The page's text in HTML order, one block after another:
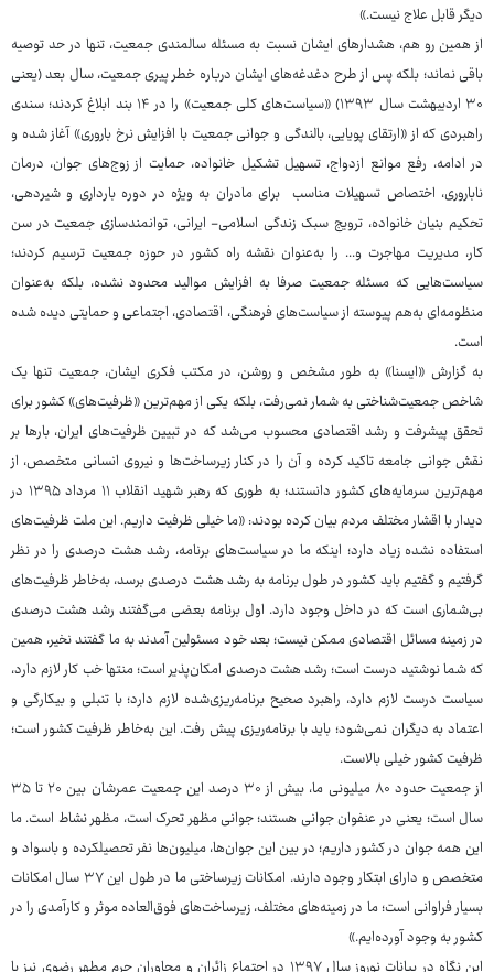
دیگر قابل علاج نیست.»
از همین رو هم،‌ هشدارهای ایشان نسبت به مسئله سالمندی جمعیت، تنها در حد توصیه
باقی نماند؛ بلکه پس از طرح دغدغه‌های ایشان درباره خطر پیری جمعیت، سال بعد (یعنی
۳۰ اردیبهشت سال ۱۳۹۳) «سیاست‌های کلی جمعیت» را در ۱۴ بند ابلاغ کردند؛ سندی
راهبردی که از «ارتقای پویایی، بالندگی و جوانی جمعیت با افزایش نرخ باروری» آغاز شده و
در ادامه، رفع موانع ازدواج، تسهیل تشکیل خانواده، حمایت از زوج‌های جوان، درمان
ناباروری، اختصاص تسهیلات مناسب برای مادران به ویژه در دوره بارداری و شیردهی،
تحکیم بنیان خانواده، ترویج سبک زندگی اسلامی- ایرانی، توانمندسازی جمعیت در سن
کار، مدیریت مهاجرت و... را به‌عنوان نقشه راه کشور در حوزه جمعیت ترسیم کردند؛
سیاست‌هایی که مسئله جمعیت صرفا به افزایش موالید محدود نشده، بلکه به‌عنوان
منظومه‌ای به‌هم ‌پیوسته از سیاست‌های فرهنگی، اقتصادی، اجتماعی و حمایتی دیده شده
است.
به گزارش «ایسنا» به طور مشخص و روشن، در مکتب فکری ایشان، جمعیت تنها یک
شاخص جمعیت‌شناختی به شمار نمی‌رفت، بلکه یکی از مهم‌ترین «ظرفیت‌های» کشور برای
تحقق پیشرفت و رشد اقتصادی محسوب می‌شد که در تبیین ظرفیت‌های ایران، بارها بر
نقش جوانی جامعه تاکید کرده و آن را در کنار زیرساخت‌ها و نیروی انسانی متخصص، از
مهم‌ترین سرمایه‌های کشور دانستند؛ به طوری که رهبر شهید انقلاب ۱۱ مرداد ۱۳۹۵ در
دیدار با اقشار مختلف مردم بیان کرده بودند:‌ «ما خیلی ظرفیت داریم. این ملت ظرفیت‌های
استفاده نشده زیاد دارد؛ اینکه ما در سیاست‌های برنامه، رشد هشت درصدی را در نظر
گرفتیم و گفتیم باید کشور در طول برنامه به رشد هشت درصدی برسد، به‌خاطر ظرفیت‌های
بی‌شماری است که در داخل وجود دارد. اول برنامه بعضی می‌گفتند رشد هشت درصدی
در زمینه مسائل اقتصادی ممکن نیست؛ بعد خود مسئولین آمدند به ما گفتند نخیر، همین
که شما نوشتید درست است؛ رشد هشت درصدی امکان‌پذیر است؛ منتها خب کار لازم دارد،
سیاست درست لازم دارد، راهبرد صحیح برنامه‌ریزی‌شده لازم دارد؛ با تنبلی و بیکارگی و
اعتماد به دیگران نمی‌شود؛ باید با برنامه‌ریزی پیش رفت. این به‌خاطر ظرفیت کشور است؛
ظرفیت کشور خیلی بالاست.
از جمعیت حدود ۸۰ میلیونی ما، بیش از ۳۰ درصد این جمعیت عمرشان بین ۲۰ تا ۳۵
سال است؛ یعنی در عنفوان جوانی هستند؛ جوانی مظهر تحرک است، مظهر نشاط است. ما
این‌ همه جوان در کشور داریم؛ در بین این جوان‌ها، میلیون‌ها نفر تحصیلکرده و باسواد و
متخصص و دارای ابتکار وجود دارند. امکانات زیرساختی ما در طول این ۳۷ سال امکانات
بسیار فراوانی است؛ ما در زمینه‌های مختلف، زیرساخت‌های فوق‌العاده موثر و کارآمدی را در
کشور به وجود آورده‌ایم.»